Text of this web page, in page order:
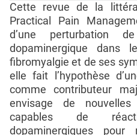
Cette revue de la
Practical Pain
d’une perturbation
dopaminergique dans
fibromyalgie et de ses
elle fait l’hypothèse
comme contributeur
envisage de
capables de
dopaminergiques